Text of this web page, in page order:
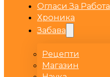
Огласи За Работа
Хроника
Забава
Рецепти
Магазин